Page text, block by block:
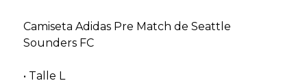
Camiseta Adidas Pre Match de Seattle
Sounders FC
• Talle L